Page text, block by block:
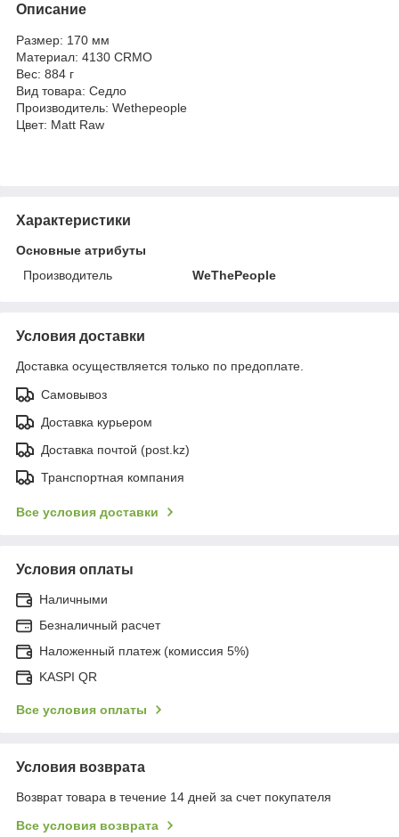
Описание
Размер: 170 мм
Материал: 4130 CRMO
Вес: 884 г
Вид товара: Седло
Производитель: Wethepeople
Цвет: Matt Raw
Характеристики
Основные атрибуты
Производитель
WeThePeople
Условия доставки
Доставка осуществляется только по предоплате.
Самовывоз
Доставка курьером
Доставка почтой (post.kz)
Транспортная компания
Все условия доставки
Условия оплаты
Наличными
Безналичный расчет
Наложенный платеж (комиссия 5%)
KASPI QR
Все условия оплаты
Условия возврата
Возврат товара в течение 14 дней за счет покупателя
Все условия возврата